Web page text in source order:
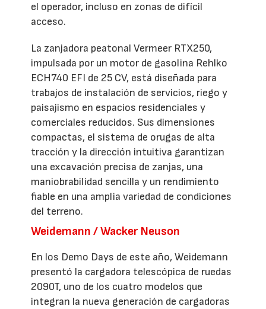
el operador, incluso en zonas de difícil
acceso.
La zanjadora peatonal Vermeer RTX250,
impulsada por un motor de gasolina Rehlko
ECH740 EFI de 25 CV, está diseñada para
trabajos de instalación de servicios, riego y
paisajismo en espacios residenciales y
comerciales reducidos. Sus dimensiones
compactas, el sistema de orugas de alta
tracción y la dirección intuitiva garantizan
una excavación precisa de zanjas, una
maniobrabilidad sencilla y un rendimiento
fiable en una amplia variedad de condiciones
del terreno.
Weidemann / Wacker Neuson
En los Demo Days de este año, Weidemann
presentó la cargadora telescópica de ruedas
2090T, uno de los cuatro modelos que
integran la nueva generación de cargadoras